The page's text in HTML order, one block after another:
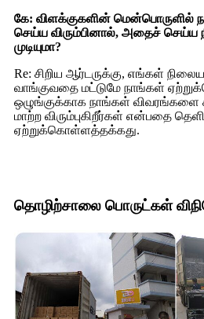
கே: விளக்குகளின் மென்பொருளில்
செய்ய விரும்பினால், அதைச்
முடியுமா?
Re: சிறிய ஆர்டருக்கு, எங்கள்
வாங்குவதை மட்டுமே நாங்கள்
ஒழுங்குக்காக நாங்கள் விவரங்களை
மாற்ற விரும்புகிறீர்கள் என்பதை
ஏற்றுக்கொள்ளத்தக்கது.
தொழிற்சாலை பொருட்கள்